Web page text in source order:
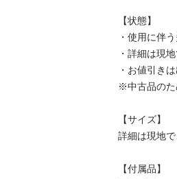
【状態】
・使用に伴
・詳細は現
・お値引き
※中古品のた
【サイズ】
詳細は現地
【付属品】